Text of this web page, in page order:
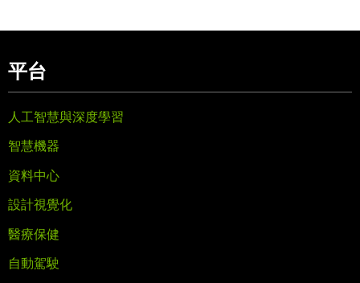
平台
人工智慧與深度學習
智慧機器
資料中心
設計視覺化
醫療保健
自動駕駛